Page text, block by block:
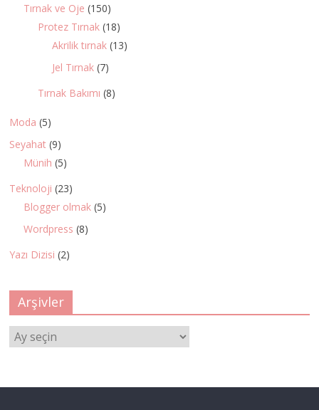
Tırnak ve Oje (150)
Protez Tırnak (18)
Akrilik tırnak (13)
Jel Tırnak (7)
Tırnak Bakımı (8)
Moda (5)
Seyahat (9)
Münih (5)
Teknoloji (23)
Blogger olmak (5)
Wordpress (8)
Yazı Dizisi (2)
Arşivler
Arşivler